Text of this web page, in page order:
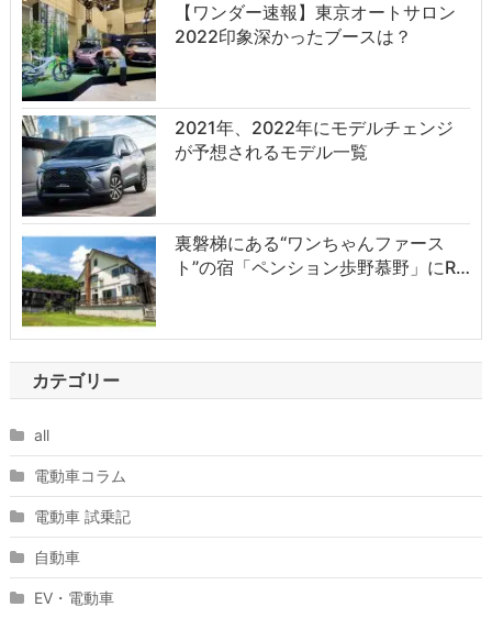
【ワンダー速報】東京オートサロン
2022印象深かったブースは？
2021年、2022年にモデルチェンジ
が予想されるモデル一覧
裏磐梯にある“ワンちゃんファース
ト”の宿「ペンション歩野慕野」にR…
カテゴリー
all
電動車コラム
電動車 試乗記
自動車
EV・電動車